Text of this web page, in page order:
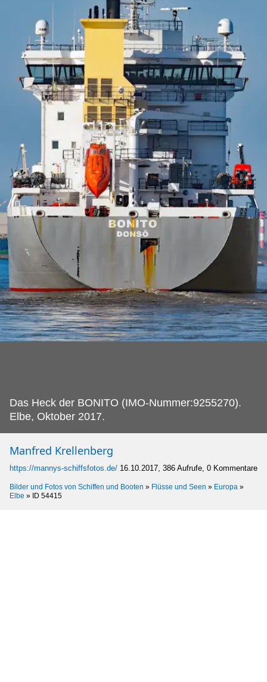
Das Heck der BONITO (IMO-Nummer:9255270).
Elbe, Oktober 2017.
Manfred Krellenberg
https://mannys-schiffsfotos.de/ 16.10.2017, 386 Aufrufe, 0 Kommentare
Bilder und Fotos von Schiffen und Booten » Flüsse und Seen » Europa »
Elbe » ID 54415